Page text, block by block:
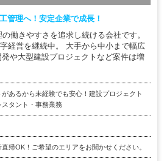
理へ！安定企業で成長！
働きやすさを追求し続ける会社です。
経営を継続中。 大手から中小まで幅広
や大型建設プロジェクトなど案件は増
あるから未経験でも安心！建設プロジェクト
タント・事務業務
帰OK！ご希望のエリアをお聞かせください。